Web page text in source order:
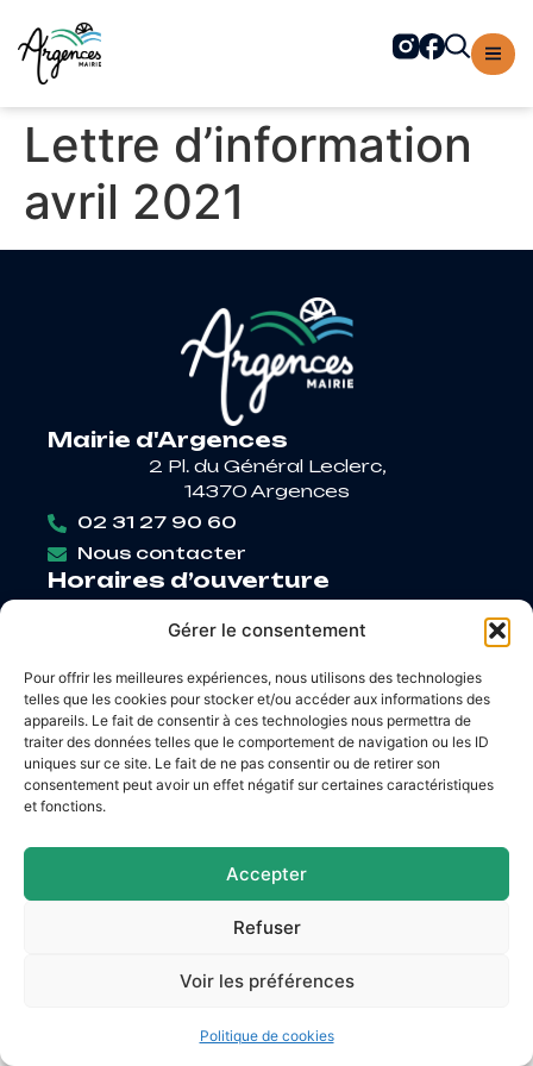
Gérer le consentement
Pour offrir les meilleures expériences, nous utilisons des technologies
telles que les cookies pour stocker et/ou accéder aux informations des
appareils. Le fait de consentir à ces technologies nous permettra de
traiter des données telles que le comportement de navigation ou les ID
uniques sur ce site. Le fait de ne pas consentir ou de retirer son
consentement peut avoir un effet négatif sur certaines caractéristiques
et fonctions.
Accepter
Refuser
Voir les préférences
Politique de cookies
principal
Lettre d’information
avril 2021
Mairie d'Argences
2 Pl. du Général Leclerc,
14370 Argences
02 31 27 90 60
Nous contacter
Horaires d’ouverture
Mardi: 9h – 12h / 14h – 18h30
Jeudi: 9h – 12h / 14h – 17h
Vendredi: 9h – 12h / 14h – 16h30
Plan du site
Confidentialité
© 2026 Site & GRU développés par Utopia